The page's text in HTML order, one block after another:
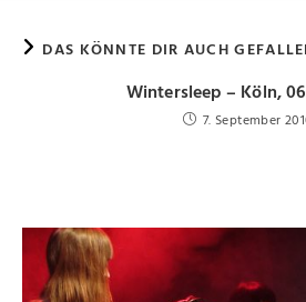
DAS KÖNNTE DIR AUCH
Wintersleep – Köln,
7. September